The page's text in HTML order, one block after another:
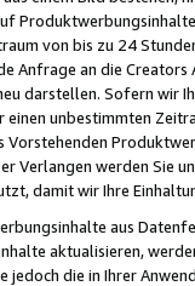
von bis zu 24
Anfrage an die
darstellen. Sofern wir
unbestimmten
Verlangen werden Sie
damit wir Ihre
aus
aktualisieren,
die in Ihrer